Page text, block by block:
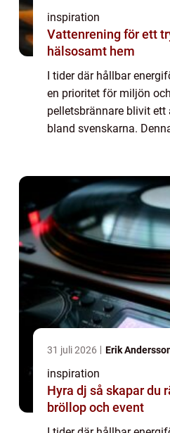
inspiration
Vattenrening för ett
hälsosamt hem
I tider där hållbar
en prioritet för miljön
pelletsbrännare blivit
bland svenskarna.
31 juli 2026 Erik
inspiration
Hyra dj så skapar du rätt känsla på fest,
bröllop och event